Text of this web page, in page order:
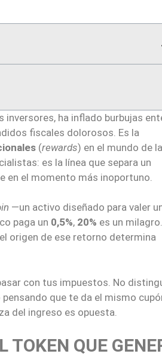
ha inflado burbujas
fiscales dolorosos. Es la
(rewards) en el mundo de
es la línea que separa un
en el momento más inoportuno.
—un activo diseñado para valer
paga un 0,5%, 20% es un milagro.
origen de ese retorno determina
con tus impuestos. No
que te da el mismo
del ingreso es opuesta.
TOKEN QUE